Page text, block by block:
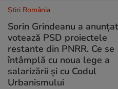
Știri România
Sorin Grindeanu a
votează PSD proiectele
restante din PNRR. Ce se
întâmplă cu noua lege a
salarizării și cu Codul
Urbanismului